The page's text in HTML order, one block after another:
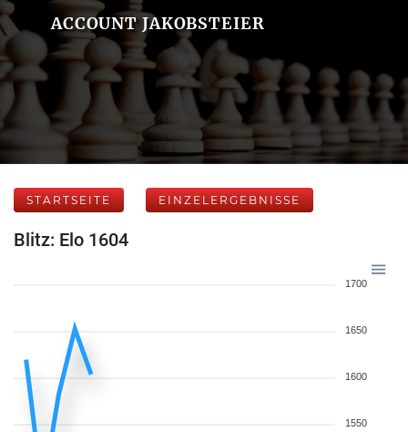
ACCOUNT JAKOBSTEIER
STARTSEITE EINZELERGEBNISSE
Blitz: Elo 1604
1700
1650
1600
1550